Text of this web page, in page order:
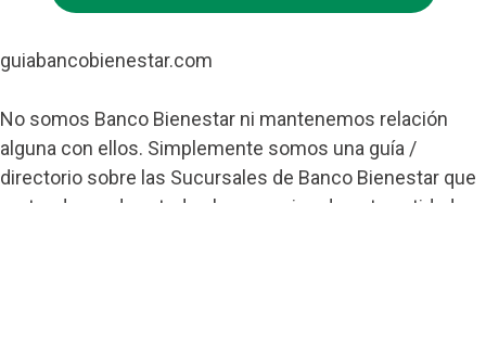
guiabancobienestar.com
No somos Banco Bienestar ni mantenemos relación
alguna con ellos. Simplemente somos una guía /
directorio sobre las Sucursales de Banco Bienestar que
pretende ayudar a todos los usuarios de esta entidad.